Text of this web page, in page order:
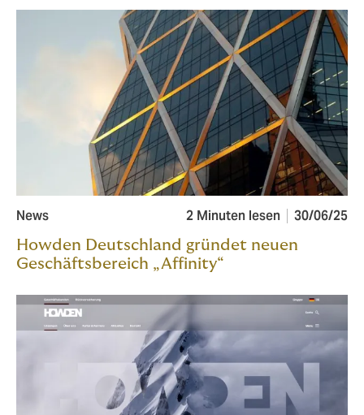
News 2 Minuten lesen 30/06/25
Howden Deutschland gründet neuen
Geschäftsbereich „Affinity“